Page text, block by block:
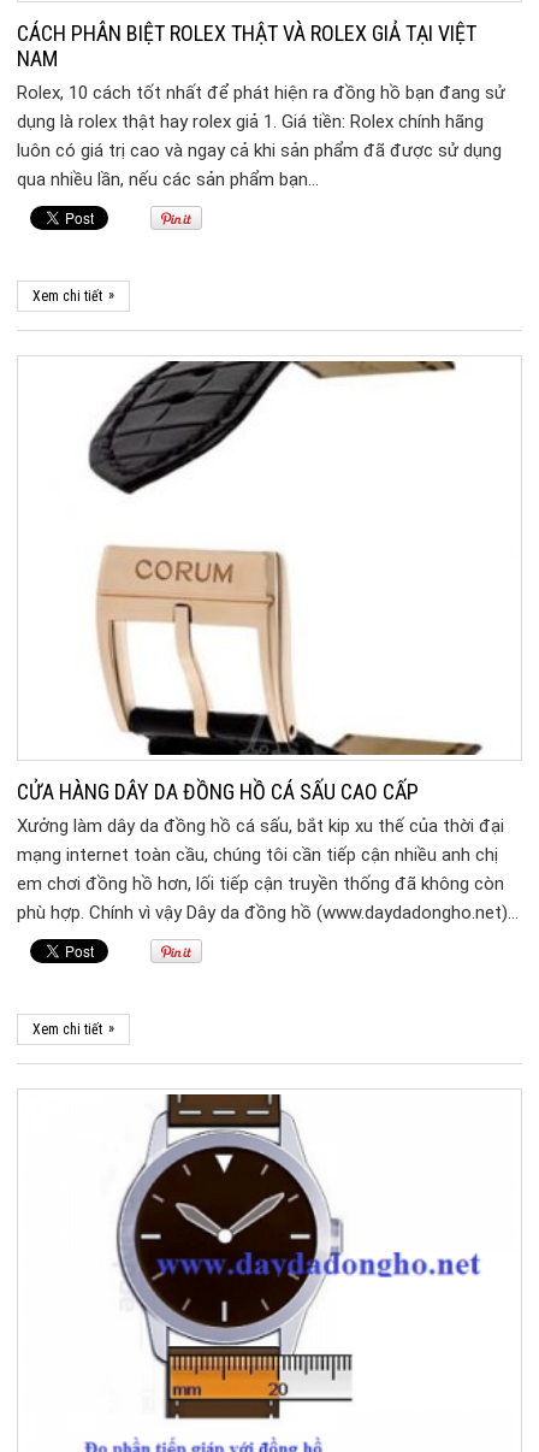
CÁCH PHÂN BIỆT ROLEX THẬT VÀ ROLEX GIẢ TẠI VIỆT
NAM
Rolex, 10 cách tốt nhất để phát hiện ra đồng hồ bạn đang sử
dụng là rolex thật hay rolex giả 1. Giá tiền: Rolex chính hãng
luôn có giá trị cao và ngay cả khi sản phẩm đã được sử dụng
qua nhiều lần, nếu các sản phẩm bạn…
Xem chi tiết »
CỬA HÀNG DÂY DA ĐỒNG HỒ CÁ SẤU CAO CẤP
Xưởng làm dây da đồng hồ cá sấu, bắt kip xu thế của thời đại
mạng internet toàn cầu, chúng tôi cần tiếp cận nhiều anh chị
em chơi đồng hồ hơn, lối tiếp cận truyền thống đã không còn
phù hợp. Chính vì vậy Dây da đồng hồ (www.daydadongho.net)…
Xem chi tiết »